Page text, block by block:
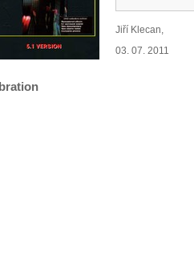
Jiří Klecan,
03. 07. 2011